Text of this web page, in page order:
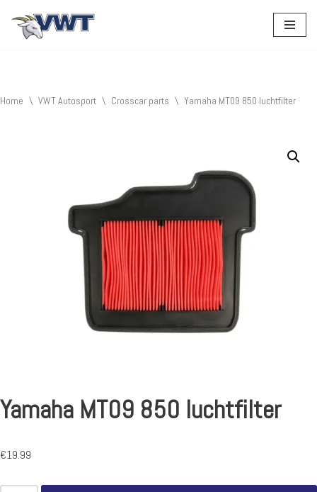
Home \ VWT Autosport \ Crosscar parts \ Yamaha MT09 850 luchtfilter
Yamaha MT09 850 luchtfilter
€19.99